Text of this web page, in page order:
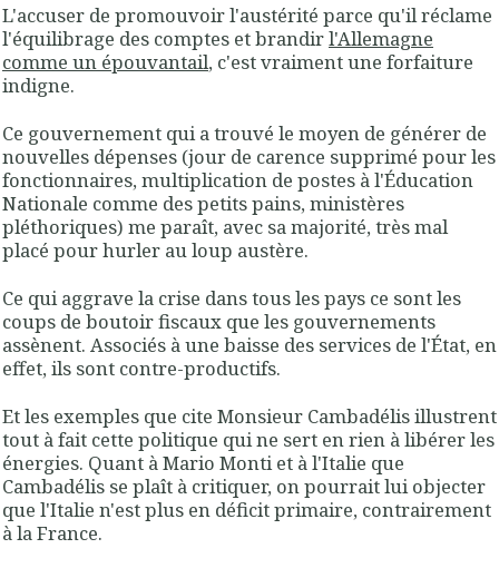
L'accuser de promouvoir l'austérité parce qu'il réclame
l'équilibrage des comptes et brandirl'Allemagne
comme un épouvantail, c'est vraiment une forfaiture
indigne.
Ce gouvernement qui a trouvé le moyen de générer de
nouvelles dépenses (jour de carence supprimé pour les
fonctionnaires, multiplication de postes à l'Éducation
Nationale comme des petits pains, ministères
pléthoriques) me paraît, avec sa majorité, très mal
placé pour hurler au loup austère.
Ce qui aggrave la crise dans tous les pays ce sont les
coups de boutoir fiscaux que les gouvernements
assènent. Associés à une baisse des services de l'État, en
effet, ils sont contre-productifs.
Et les exemples que cite Monsieur Cambadélis illustrent
tout à fait cette politique qui ne sert en rien à libérer les
énergies. Quant à Mario Monti et à l'Italie que
Cambadélis se plaît à critiquer, on pourrait lui objecter
que l'Italie n'est plus en déficit primaire, contrairement
à la France.